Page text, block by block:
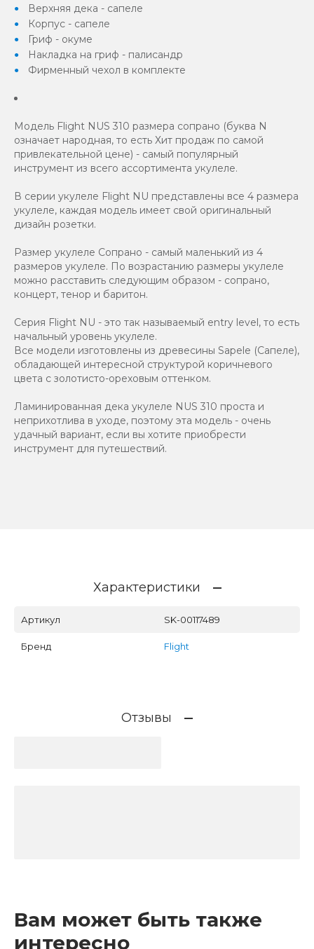
Верхняя дека - сапеле
Корпус - сапеле
Гриф - окуме
Накладка на гриф - палисандр
Фирменный чехол в комплекте
Модель Flight NUS 310 размера сопрано (буква N
означает народная, то есть Хит продаж по самой
привлекательной цене) - самый популярный
инструмент из всего ассортимента укулеле.
В серии укулеле Flight NU представлены все 4 размера
укулеле, каждая модель имеет свой оригинальный
дизайн розетки.
Размер укулеле Сопрано - самый маленький из 4
размеров укулеле. По возрастанию размеры укулеле
можно расставить следующим образом - сопрано,
концерт, тенор и баритон.
Серия Flight NU - это так называемый entry level, то есть
начальный уровень укулеле.
Все модели изготовлены из древесины Sapele (Сапеле),
обладающей интересной структурой коричневого
цвета с золотисто-ореховым оттенком.
Ламинированная дека укулеле NUS 310 проста и
неприхотлива в уходе, поэтому эта модель - очень
удачный вариант, если вы хотите приобрести
инструмент для путешествий.
Характеристики
Артикул SK-00117489
Бренд Flight
Отзывы
Вам может быть также
интересно